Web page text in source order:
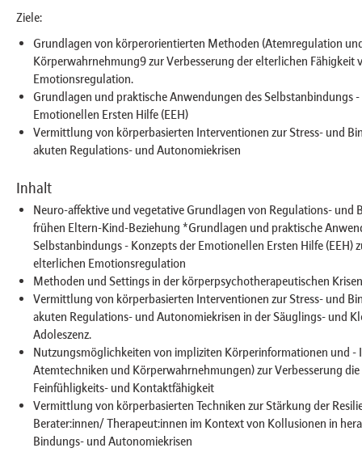
Ziele:
Grundlagen von körperorientierten Methoden (Atemregulation
Körperwahrnehmung9 zur Verbesserung der elterlichen Fähigkeit
Emotionsregulation.
Grundlagen und praktische Anwendungen des Selbstanbindungs
Emotionellen Ersten Hilfe (EEH)
Vermittlung von körperbasierten Interventionen zur Stress- und
akuten Regulations- und Autonomiekrisen
Inhalt
Neuro-affektive und vegetative Grundlagen von Regulations- und
frühen Eltern-Kind-Beziehung *Grundlagen und praktische
Selbstanbindungs - Konzepts der Emotionellen Ersten Hilfe (EEH)
elterlichen Emotionsregulation
Methoden und Settings in der körperpsychotherapeutischen
Vermittlung von körperbasierten Interventionen zur Stress- und
akuten Regulations- und Autonomiekrisen in der Säuglings- und
Adoleszenz.
Nutzungsmöglichkeiten von impliziten Körperinformationen und -
Atemtechniken und Körperwahrnehmungen) zur Verbesserung
Feinfühligkeits- und Kontaktfähigkeit
Vermittlung von körperbasierten Techniken zur Stärkung der
Berater:innen/ Therapeut:innen im Kontext von Kollusionen in
Bindungs- und Autonomiekrisen